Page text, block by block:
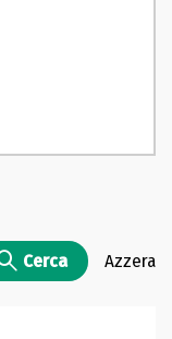
Cerca Azzera